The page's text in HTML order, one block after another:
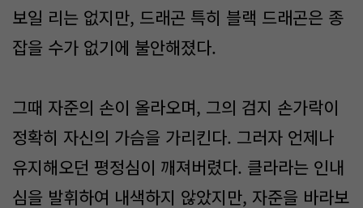
보일 리는 없지만, 드래곤 특히 블랙 드래곤은 종
잡을 수가 없기에 불안해졌다.
그때 자준의 손이 올라오며, 그의 검지 손가락이
정확히 자신의 가슴을 가리킨다. 그러자 언제나
유지해오던 평정심이 깨져버렸다. 클라라는 인내
심을 발휘하여 내색하지 않았지만, 자준을 바라보